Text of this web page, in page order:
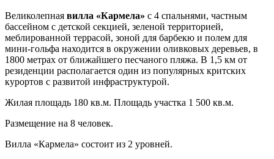
Великолепная вилла «Кармела» с 4 спальнями, частным
бассейном с детской секцией, зеленой территорией,
меблированной террасой, зоной для барбекю и полем для
мини-гольфа находится в окружении оливковых деревьев, в
1800 метрах от ближайшего песчаного пляжа. В 1,5 км от
резиденции располагается один из популярных критских
курортов с развитой инфраструктурой.
Жилая площадь 180 кв.м. Площадь участка 1 500 кв.м.
Размещение на 8 человек.
Вилла «Кармела» состоит из 2 уровней.